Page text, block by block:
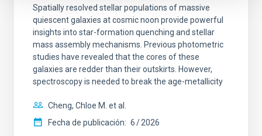
Spatially resolved stellar populations of massive
quiescent galaxies at cosmic noon provide powerful
insights into star-formation quenching and stellar
mass assembly mechanisms. Previous photometric
studies have revealed that the cores of these
galaxies are redder than their outskirts. However,
spectroscopy is needed to break the age-metallicity
Cheng, Chloe M. et al.
Fecha de publicación: 6 2026